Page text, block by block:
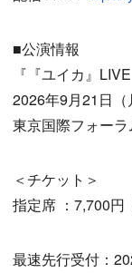
■公演情報
『『ユイカ』
2026年9月21日
東京国際フォー
＜チケット＞
指定席 ：7,700円
最速先行受付：